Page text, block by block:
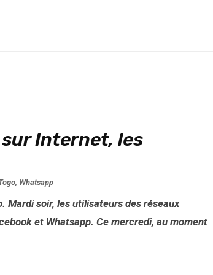
Internet, les
, Whatsapp
Mardi soir, les utilisateurs des réseaux
et Whatsapp. Ce mercredi, au moment